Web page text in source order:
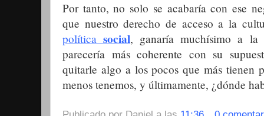
Por tanto, no solo se acabaría con ese
que nuestro derecho de acceso a la
políticasocial, ganaría muchísimo a
parecería más coherente con su
quitarle algo a los pocos que más tienen
menos tenemos, y últimamente, ¿dónde